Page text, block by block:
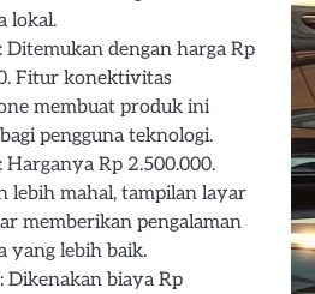
lokal.
: Ditemukan dengan harga Rp
Fitur konektivitas
membuat produk ini
pengguna teknologi.
: Harganya Rp 2.500.000.
lebih mahal, tampilan layar
memberikan pengalaman
yang lebih baik.
: Dikenakan biaya Rp